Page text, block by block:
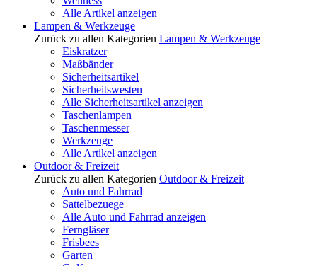
Alle Artikel anzeigen
Lampen & Werkzeuge
Zurück zu allen Kategorien Lampen & Werkzeuge
Eiskratzer
Maßbänder
Sicherheitsartikel
Sicherheitswesten
Alle Sicherheitsartikel anzeigen
Taschenlampen
Taschenmesser
Werkzeuge
Alle Artikel anzeigen
Outdoor & Freizeit
Zurück zu allen Kategorien Outdoor & Freizeit
Auto und Fahrrad
Sattelbezuege
Alle Auto und Fahrrad anzeigen
Ferngläser
Frisbees
Garten